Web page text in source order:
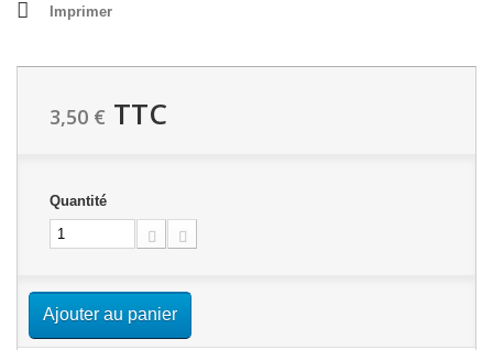
Imprimer
3,50 € TTC
Quantité
Ajouter au panier